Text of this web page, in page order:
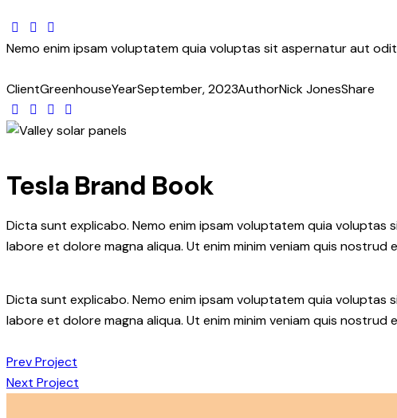
Nemo enim ipsam voluptatem quia voluptas sit aspernatur aut
ClientGreenhouseYearSeptember, 2023AuthorNick JonesShare
Tesla Brand Book
Dicta sunt explicabo. Nemo enim ipsam voluptatem quia
labore et dolore magna aliqua. Ut enim minim veniam quis
Dicta sunt explicabo. Nemo enim ipsam voluptatem quia
labore et dolore magna aliqua. Ut enim minim veniam quis
Prev Project
Next Project